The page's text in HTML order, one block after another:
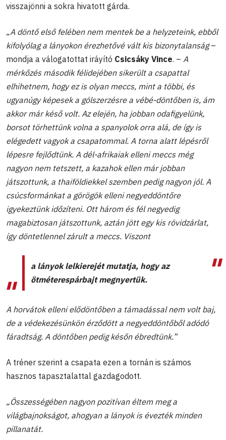
visszajönni a sokra hivatott gárda.
„A döntő első felében nem mentek be a helyzeteink, ebből
kifolyólag a lányokon érezhetővé vált kis bizonytalanság–
mondja a válogatottat iráyító Csicsáky Vince. – A
mérkőzés második félidejében sikerült a csapattal
elhihetnem, hogy ez is olyan meccs, mint a többi, és
ugyanúgy képesek a gólszerzésre a vébé-döntőben is, ám
akkor már késő volt. Az elején, ha jobban odafigyelünk,
borsot törhettünk volna a spanyolok orra alá, de így is
elégedett vagyok a csapatommal. A torna alatt lépésről
lépesre fejlődtünk. A dél-afrikaiak elleni meccs még
nagyon nem tetszett, a kazahok ellen már jobban
játszottunk, a thaiföldiekkel szemben pedig nagyon jól. A
csúcsformánkat a görögök elleni negyeddöntőre
igyekeztünk időzíteni. Ott három és fél negyedig
magabiztosan játszottunk, aztán jött egy kis rövidzárlat,
így döntetlennel zárult a meccs. Viszont
a lányok lelkierejét mutatja, hogy az
ötméterespárbajt megnyertük.
A horvátok elleni elődöntőben a támadással nem volt baj,
de a védekezésünkön érződött a negyeddöntőből adódó
fáradtság. A döntőben pedig későn ébredtünk.”
A tréner szerint a csapata ezen a tornán is számos
hasznos tapasztalattal gazdagodott.
„Összességében nagyon pozitívan éltem meg a
világbajnokságot, ahogyan a lányok is évezték minden
pillanatát.